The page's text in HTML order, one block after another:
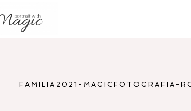
FAMILIA2021-MAGICFOTOGRAFIA-